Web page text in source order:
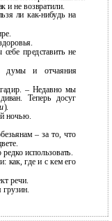
и не возвратили.
ликак-нибудь на
представить не
думы и отчаяния
– Недавно мы
Теперь досуг
).
ночью.
– за то, что
использовать.
как, где и с кем его
речи.
грузин.